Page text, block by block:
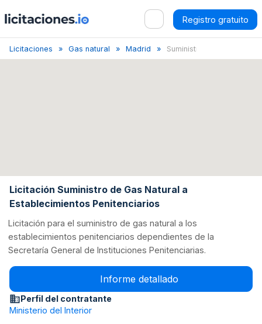
Registro gratuito
Licitaciones Gas natural Madrid Suministro Gas Natur...
Licitación Suministro de Gas Natural a
Establecimientos Penitenciarios
Licitación para el suministro de gas natural a los
establecimientos penitenciarios dependientes de la
Secretaría General de Instituciones Penitenciarias.
Informe detallado
Perfil del contratante
Ministerio del Interior